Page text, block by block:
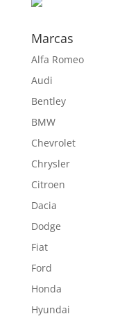
Marcas
Alfa Romeo
Audi
Bentley
BMW
Chevrolet
Chrysler
Citroen
Dacia
Dodge
Fiat
Ford
Honda
Hyundai